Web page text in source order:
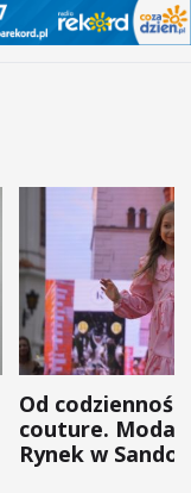
Od
couture. Moda
Rynek w